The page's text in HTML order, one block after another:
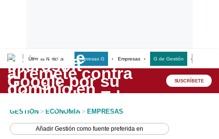
Últimas Noticias Empresas G Empresas G de Gestión
Lo último
Peru Quiosco SUSCRÍBETE
GESTION > ECONOMIA > EMPRESAS
AñadirGestión como fuente preferida en